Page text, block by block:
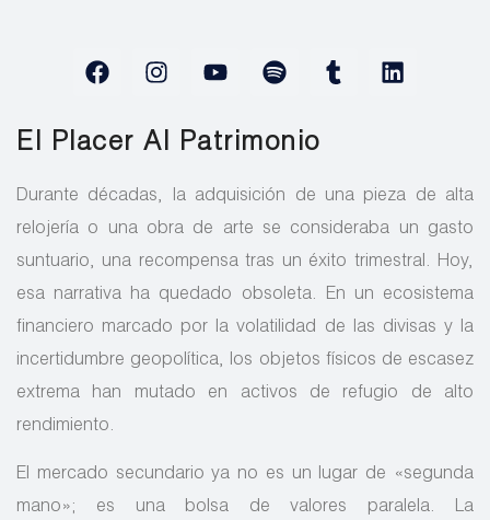
El Placer Al Patrimonio
Durante décadas, la adquisición de una pieza de alta
relojería o una obra de arte se consideraba un gasto
suntuario, una recompensa tras un éxito trimestral. Hoy,
esa narrativa ha quedado obsoleta. En un ecosistema
financiero marcado por la volatilidad de las divisas y la
incertidumbre geopolítica, los objetos físicos de escasez
extrema han mutado en activos de refugio de alto
rendimiento.
El mercado secundario ya no es un lugar de «segunda
mano»; es una bolsa de valores paralela. La